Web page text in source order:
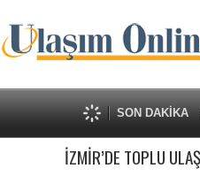
SON DAKİKA
İZMİR’DE TOPLU